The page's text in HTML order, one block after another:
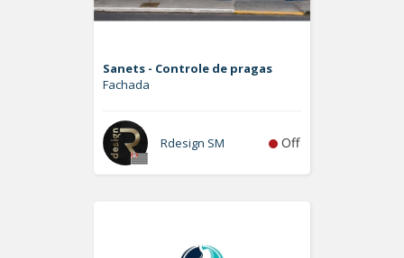
Sanets - Controle de pragas
Fachada
Rdesign SM Off